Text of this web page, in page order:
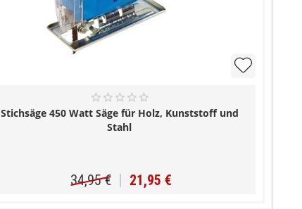
Stichsäge 450 Watt Säge für Holz, Kunststoff und
Stahl
34,95 € 21,95 €